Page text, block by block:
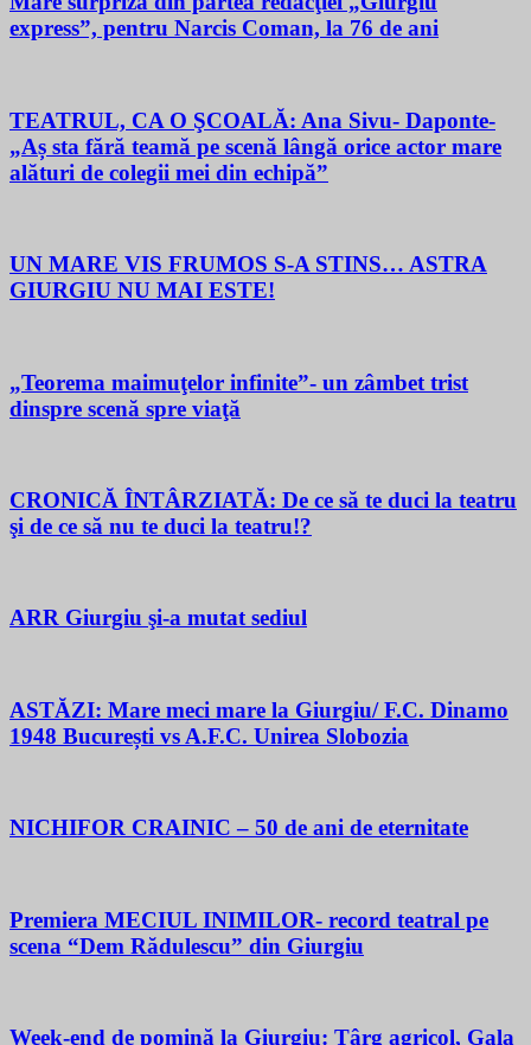
express”, pentru Narcis Coman, la 76 de ani
TEATRUL, CA O ŞCOALĂ: Ana Sivu- Daponte-
„Aș sta fără teamă pe scenă lângă orice actor mare
alături de colegii mei din echipă”
UN MARE VIS FRUMOS S-A STINS… ASTRA
GIURGIU NU MAI ESTE!
„Teorema maimuţelor infinite”- un zâmbet trist
dinspre scenă spre viaţă
CRONICĂ ÎNTÂRZIATĂ: De ce să te duci la teatru
şi de ce să nu te duci la teatru!?
ARR Giurgiu şi-a mutat sediul
ASTĂZI: Mare meci mare la Giurgiu/ F.C. Dinamo
1948 București vs A.F.C. Unirea Slobozia
NICHIFOR CRAINIC – 50 de ani de eternitate
Premiera MECIUL INIMILOR- record teatral pe
scena “Dem Rădulescu” din Giurgiu
Week-end de pomină la Giurgiu: Târg agricol, Gala